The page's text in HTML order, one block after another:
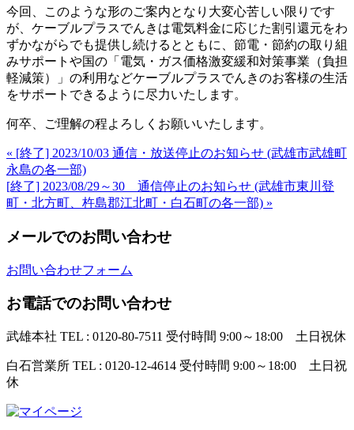
今回、このような形のご案内となり大変心苦しい限りです
が、ケーブルプラスでんきは電気料金に応じた割引還元をわ
ずかながらでも提供し続けるとともに、節電・節約の取り組
みサポートや国の「電気・ガス価格激変緩和対策事業（負担
軽減策）」の利用などケーブルプラスでんきのお客様の生活
をサポートできるように尽力いたします。
何卒、ご理解の程よろしくお願いいたします。
« [終了] 2023/10/03 通信・放送停止のお知らせ (武雄市武雄町
永島の各一部)
[終了] 2023/08/29～30 通信停止のお知らせ (武雄市東川登
町・北方町、杵島郡江北町・白石町の各一部) »
メールでのお問い合わせ
お問い合わせフォーム
お電話でのお問い合わせ
武雄本社 TEL : 0120-80-7511 受付時間 9:00～18:00 土日祝休
白石営業所 TEL : 0120-12-4614 受付時間 9:00～18:00 土日祝
休